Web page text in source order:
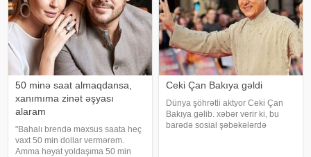
50 minə saat almaqdansa,
xanımıma zinət əşyası
alaram
"Bahalı brendə məxsus saata heç
vaxt 50 min dollar vermərəm.
Amma həyat yoldaşıma 50 min
Ceki Çan Bakıya gəldi
Dünya şöhrətli aktyor Ceki Çan
Bakıya gəlib. xəbər verir ki, bu
barədə sosial şəbəkələrdə